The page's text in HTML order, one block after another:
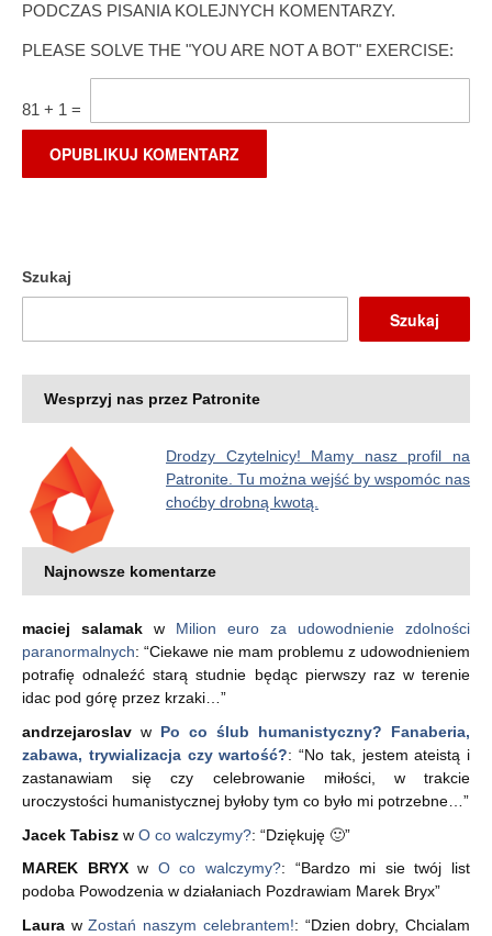
PODCZAS PISANIA KOLEJNYCH KOMENTARZY.
PLEASE SOLVE THE "YOU ARE NOT A BOT" EXERCISE:
81 + 1 =
Szukaj
Szukaj
Wesprzyj nas przez Patronite
Drodzy Czytelnicy! Mamy nasz profil na
Patronite. Tu można wejść by wspomóc nas
choćby drobną kwotą.
Najnowsze komentarze
maciej salamak w Milion euro za udowodnienie zdolności
paranormalnych: “Ciekawe nie mam problemu z udowodnieniem
potrafię odnaleźć starą studnie będąc pierwszy raz w terenie
idac pod górę przez krzaki… ”
andrzejaroslav w Po co ślub humanistyczny? Fanaberia,
zabawa, trywializacja czy wartość?: “No tak, jestem ateistą i
zastanawiam się czy celebrowanie miłości, w trakcie
uroczystości humanistycznej byłoby tym co było mi potrzebne… ”
Jacek Tabisz w O co walczymy?: “Dziękuję 🙂”
MAREK BRYXw O co walczymy?: “Bardzo mi sie twój list
podoba Powodzenia w działaniach Pozdrawiam Marek Bryx”
Laura wZostań naszym celebrantem!: “Dzien dobry, Chcialam